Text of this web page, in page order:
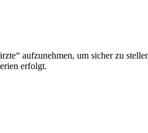
aufzunehmen, um sicher zu
erfolgt.